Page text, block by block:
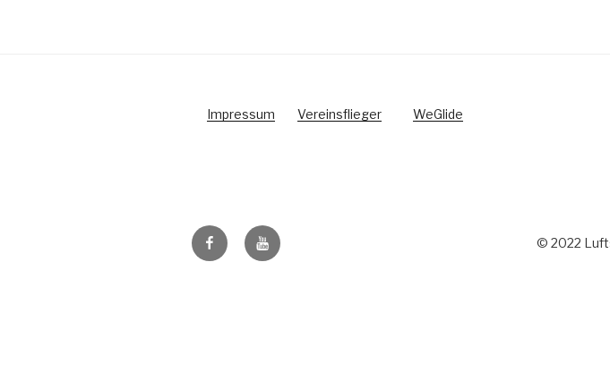
Impressum Vereinsflieger WeGlide
FacebookYoutube © 2022